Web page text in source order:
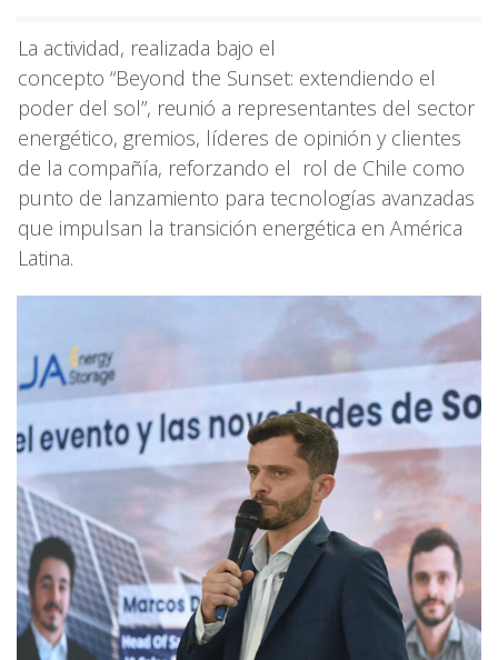
La actividad, realizada bajo el
concepto “Beyond the Sunset: extendiendo el
poder del sol”, reunió a representantes del sector
energético, gremios, líderes de opinión y clientes
de la compañía, reforzando el rol de Chile como
punto de lanzamiento para tecnologías avanzadas
que impulsan la transición energética en América
Latina.